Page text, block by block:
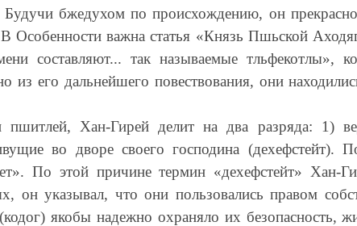
бжедухом по происхождению, он
В Особенности важна статья «Князь Пшьской
составляют... так называемые тльфекотлы»,
из его дальнейшего повествования, они
пшитлей, Хан-Гирей делит на два разряда: 1)
во дворе своего господина (дехефстейт).
По этой причине термин «дехефстейт» Хан-
он указывал, что они пользовались правом
якобы надежно охраняло их безопасность,